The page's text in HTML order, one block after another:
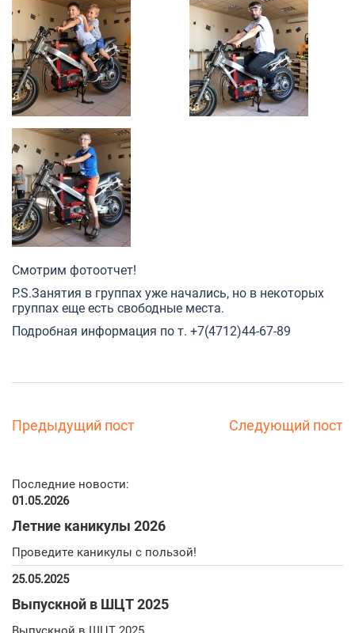
Смотрим фотоотчет!
P.S.Занятия в группах уже начались, но в некоторых
группах еще есть свободные места.
Подробная информация по т. +7(4712)44-67-89
Предыдущий пост Следующий пост
Последние новости:
01.05.2026
Летние каникулы 2026
Проведите каникулы с пользой!
25.05.2025
Выпускной в ШЦТ 2025